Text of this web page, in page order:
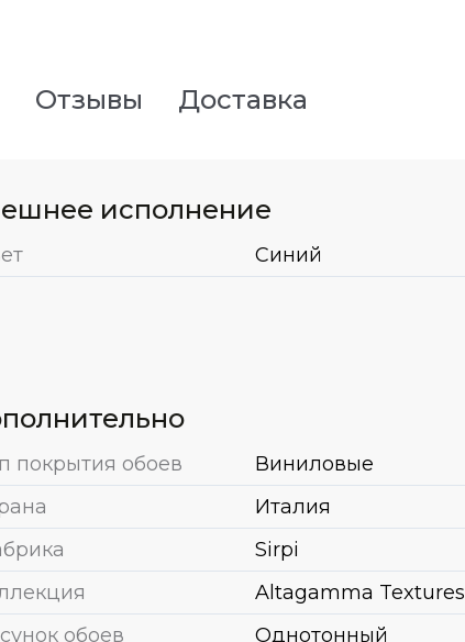
Отзывы Доставка
исполнение
Синий
покрытия обоев
Виниловые
Италия
Sirpi
Altagamma Textures
обоев
Однотонный